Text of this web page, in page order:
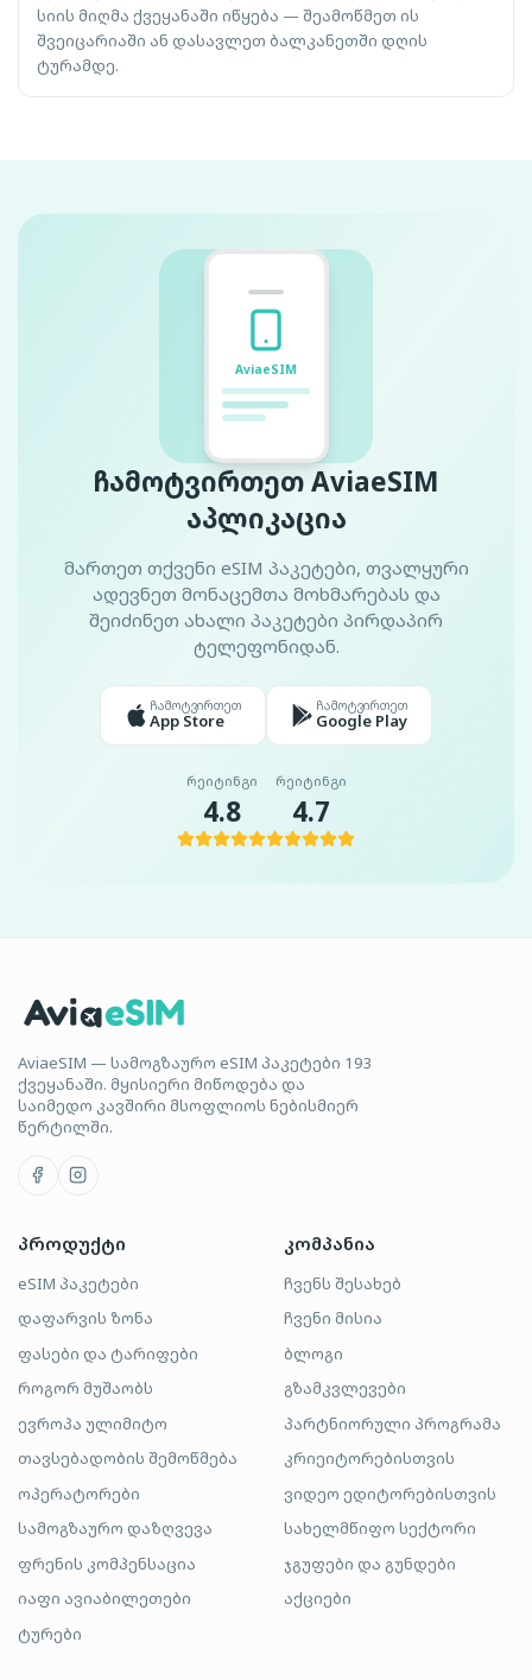
სიის მიღმა ქვეყანაში იწყება — შეამოწმეთ ის
შვეიცარიაში ან დასავლეთ ბალკანეთში დღის
ტურამდე.
AviaeSIM
ჩამოტვირთეთ AviaeSIM
აპლიკაცია
მართეთ თქვენი eSIM პაკეტები, თვალყური
ადევნეთ მონაცემთა მოხმარებას და
შეიძინეთ ახალი პაკეტები პირდაპირ
ტელეფონიდან.
ჩამოტვირთეთ
App Store
ჩამოტვირთეთ
Google Play
რეიტინგი
4.8
რეიტინგი
4.7
AviaeSIM — სამოგზაურო eSIM პაკეტები 193
ქვეყანაში. მყისიერი მიწოდება და
საიმედო კავშირი მსოფლიოს ნებისმიერ
წერტილში.
პროდუქტი
eSIM პაკეტები
დაფარვის ზონა
ფასები და ტარიფები
როგორ მუშაობს
ევროპა ულიმიტო
თავსებადობის შემოწმება
ოპერატორები
სამოგზაურო დაზღვევა
ფრენის კომპენსაცია
იაფი ავიაბილეთები
ტურები
კომპანია
ჩვენს შესახებ
ჩვენი მისია
ბლოგი
გზამკვლევები
პარტნიორული პროგრამა
კრიეიტორებისთვის
ვიდეო ედიტორებისთვის
სახელმწიფო სექტორი
ჯგუფები და გუნდები
აქციები